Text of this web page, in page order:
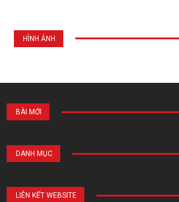
HÌNH ẢNH
BÀI MỚI
DANH MỤC
LIÊN KẾT WEBSITE